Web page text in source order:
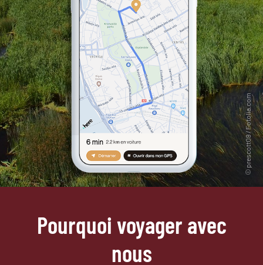
Pourquoi voyager avec
nous